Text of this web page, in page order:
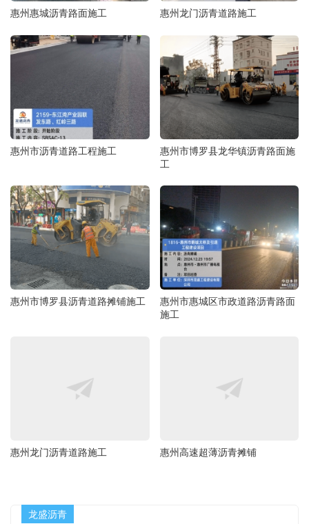
惠州惠城沥青路面施工 惠州龙门沥青道路施工
惠州市沥青道路工程施工
惠州市博罗县龙华镇沥青路面施
工
惠州市博罗县沥青道路摊铺施工
惠州市惠城区市政道路沥青路面
施工
惠州龙门沥青道路施工 惠州高速超薄沥青摊铺
龙盛沥青